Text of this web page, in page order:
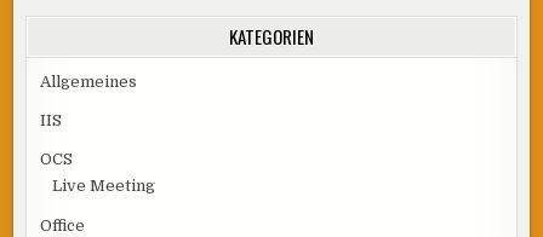
KATEGORIEN
Allgemeines
IIS
OCS
Live Meeting
Office